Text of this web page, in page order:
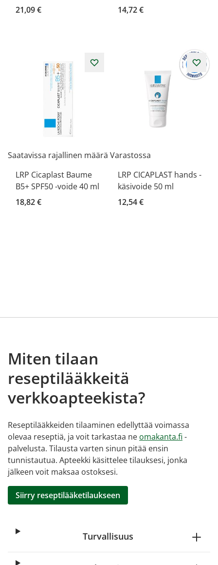
21,09 €
14,72 €
Saatavissa rajallinen määrä
LRP Cicaplast Baume
B5+ SPF50 -voide 40 ml
18,82 €
Varastossa
LRP CICAPLAST hands -
käsivoide 50 ml
12,54 €
Miten tilaan
reseptilääkkeitä
verkkoapteekista?
Reseptilääkkeiden tilaaminen edellyttää voimassa
olevaa reseptiä, ja voit tarkastaa ne omakanta.fi -
palvelusta. Tilausta varten sinun pitää ensin
tunnistautua. Apteekki käsittelee tilauksesi, jonka
jälkeen voit maksaa ostoksesi.
Siirry reseptilääketilaukseen
Turvallisuus